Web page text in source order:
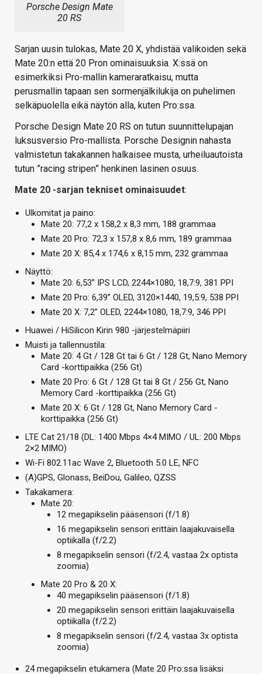
Porsche Design Mate
20 RS
Sarjan uusin tulokas, Mate 20 X, yhdistää valikoiden sekä
Mate 20:n että 20 Pron ominaisuuksia. X:ssä on
esimerkiksi Pro-mallin kameraratkaisu, mutta
perusmallin tapaan sen sormenjälkilukija on puhelimen
selkäpuolella eikä näytön alla, kuten Pro:ssa.
Porsche Design Mate 20 RS on tutun suunnittelupajan
luksusversio Pro-mallista. Porsche Designin nahasta
valmistetun takakannen halkaisee musta, urheiluautoista
tutun ”racing stripen” henkinen lasinen osuus.
Mate 20 -sarjan tekniset ominaisuudet:
Ulkomitat ja paino:
Mate 20: 77,2 x 158,2 x 8,3 mm, 188 grammaa
Mate 20 Pro: 72,3 x 157,8 x 8,6 mm, 189 grammaa
Mate 20 X: 85,4 x 174,6 x 8,15 mm, 232 grammaa
Näyttö:
Mate 20: 6,53” IPS LCD, 2244×1080, 18,7:9, 381 PPI
Mate 20 Pro: 6,39” OLED, 3120×1440, 19,5:9, 538 PPI
Mate 20 X: 7,2” OLED, 2244×1080, 18,7:9, 346 PPI
Huawei / HiSilicon Kirin 980 -järjestelmäpiiri
Muisti ja tallennustila:
Mate 20: 4 Gt / 128 Gt tai 6 Gt / 128 Gt, Nano Memory
Card -korttipaikka (256 Gt)
Mate 20 Pro: 6 Gt / 128 Gt tai 8 Gt / 256 Gt, Nano
Memory Card -korttipaikka (256 Gt)
Mate 20 X: 6 Gt / 128 Gt, Nano Memory Card -
korttipaikka (256 Gt)
LTE Cat 21/18 (DL: 1400 Mbps 4×4 MIMO / UL: 200 Mbps
2×2 MIMO)
Wi-Fi 802.11ac Wave 2, Bluetooth 5.0 LE, NFC
(A)GPS, Glonass, BeiDou, Galileo, QZSS
Takakamera:
Mate 20:
12 megapikselin pääsensori (f/1.8)
16 megapikselin sensori erittäin laajakuvaisella
optiikalla (f/2.2)
8 megapikselin sensori (f/2.4, vastaa 2x optista
zoomia)
Mate 20 Pro & 20 X:
40 megapikselin pääsensori (f/1.8)
20 megapikselin sensori erittäin laajakuvaisella
optiikalla (f/2.2)
8 megapikselin sensori (f/2.4, vastaa 3x optista
zoomia)
24 megapikselin etukamera (Mate 20 Pro:ssa lisäksi